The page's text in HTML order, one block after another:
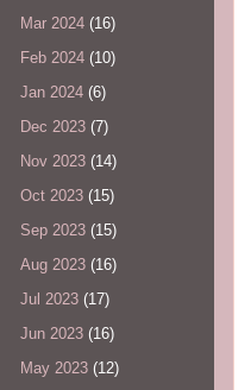
Mar 2024 (16)
Feb 2024 (10)
Jan 2024 (6)
Dec 2023 (7)
Nov 2023 (14)
Oct 2023 (15)
Sep 2023 (15)
Aug 2023 (16)
Jul 2023 (17)
Jun 2023 (16)
May 2023 (12)